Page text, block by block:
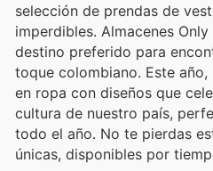
selección de prendas de
imperdibles. Almacenes
destino preferido para
toque colombiano. Este
en ropa con diseños que
cultura de nuestro país,
todo el año. No te pierdas
únicas, disponibles por